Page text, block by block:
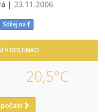
| 23.11.2006
Sdílej na
V DESTINACI
20,5°C